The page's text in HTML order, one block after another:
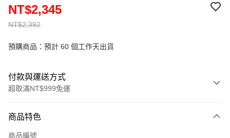
NT$2,392
NT$2,345
預購商品：預計 60 個工作天出貨
付款與運送方式
超取滿NT$999免運
信用卡一次付款
商品特色
商品編號